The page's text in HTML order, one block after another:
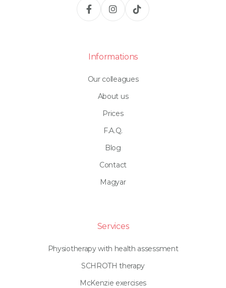
Informations
Our colleagues
About us
Prices
F.A.Q.
Blog
Contact
Magyar
Services
Physiotherapy with health assessment
SCHROTH therapy
McKenzie exercises